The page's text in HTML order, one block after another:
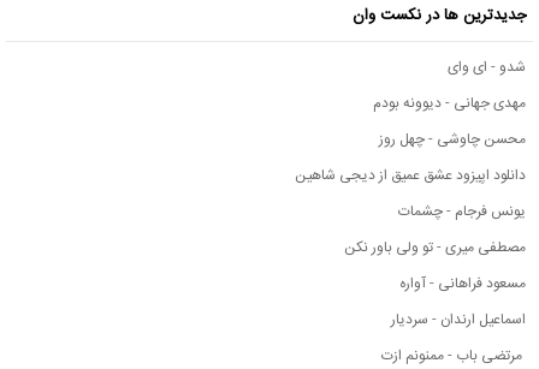
جدیدترین ها در نکست وان
شدو - ای وای
مهدی جهانی - دیوونه بودم
محسن چاوشی - چهل روز
دانلود اپیزود عشق عمیق از دیجی شاهین
یونس فرجام - چشمات
مصطفی میری - تو ولی باور نکن
مسعود فراهانی - آواره
اسماعیل ارندان - سردیار
مرتضی باب - ممنونم ازت